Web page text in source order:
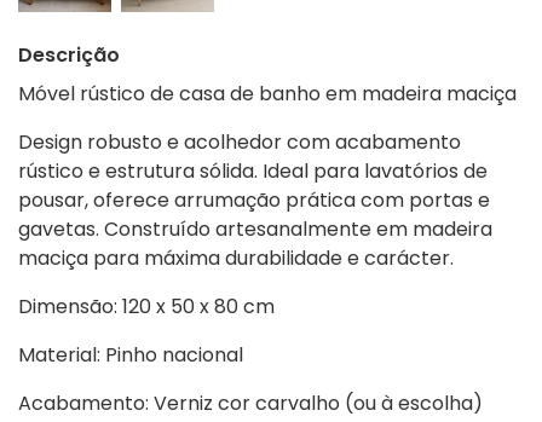
Descrição
Móvel rústico de casa de banho em madeira maciça
Design robusto e acolhedor com acabamento
rústico e estrutura sólida. Ideal para lavatórios de
pousar, oferece arrumação prática com portas e
gavetas. Construído artesanalmente em madeira
maciça para máxima durabilidade e carácter.
Dimensão: 120 x 50 x 80 cm
Material: Pinho nacional
Acabamento: Verniz cor carvalho (ou à escolha)